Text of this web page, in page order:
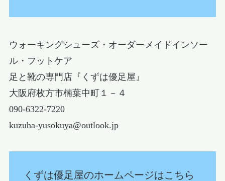
ウォーキングシューズ・オーダーメイドインソー
ル・フットケア
足と靴の専門店『くずは優足屋』
大阪府枚方市楠葉中町１－４
090-6322-7220
kuzuha-yusokuya@outlook.jp
くずは優足屋のホームページはこちら